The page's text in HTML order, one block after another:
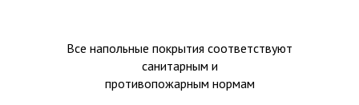
Все напольные покрытия соответствуют
санитарным и
противопожарным нормам